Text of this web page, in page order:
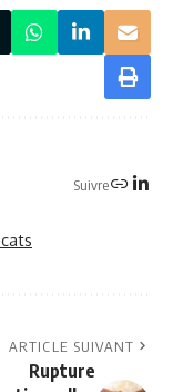
Suivre
ARTICLE SUIVANT
Rupture